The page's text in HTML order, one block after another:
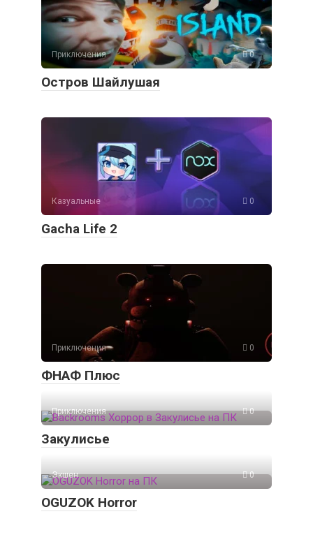
Приключения 0
Остров Шайлушая
Казуальные 0
Gacha Life 2
Приключения 0
ФНАФ Плюс
Приключения 0
Закулисье
Экшен 0
OGUZOK Horror